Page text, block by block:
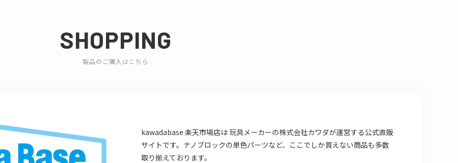
SHOPPING
製品のご購入はこちら
kawadabase 楽天市場店は 玩具メーカーの株式会社カワダが運営する公式直販
サイトです。ナノブロックの単色パーツなど、ここでしか買えない商品も多数
取り揃えております。